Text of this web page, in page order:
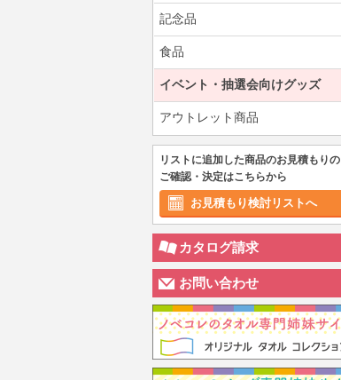
記念品
食品
イベント・抽選会向けグッズ
アウトレット商品
リストに追加した商品のお見積もりの
ご確認・決定はこちらから
お見積もり検討リストへ
カタログ請求
お問い合わせ